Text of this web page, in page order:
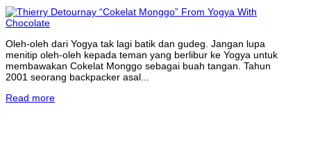
Oleh-oleh dari Yogya tak lagi batik dan gudeg. Jangan lupa
menitip oleh-oleh kepada teman yang berlibur ke Yogya untuk
membawakan Cokelat Monggo sebagai buah tangan. Tahun
2001 seorang backpacker asal...
Read more